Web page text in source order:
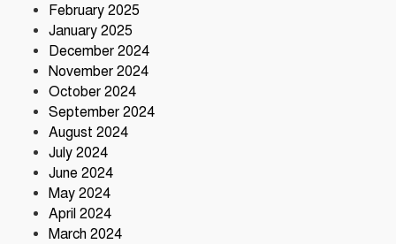
February 2025
January 2025
December 2024
November 2024
October 2024
September 2024
August 2024
July 2024
June 2024
May 2024
April 2024
March 2024